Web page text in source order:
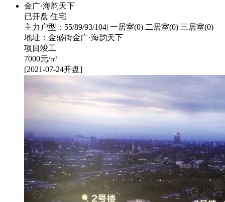
金广·海韵天下
已开盘 住宅
主力户型：55/89/93/104| 一居室(0) 二居室(0) 三居室(0)
地址：金盛街金广·海韵天下
项目竣工
7000元/㎡
[2021-07-24开盘]